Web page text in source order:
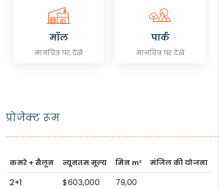
मॉल
मानचित्र पर देखें
पार्क
मानचित्र पर देखें
प्रोजेक्ट रूम
कमरे + सैलून न्यूनतम मूल्य मिन m² मंजिल की योजना
2+1 $603,000 79,00